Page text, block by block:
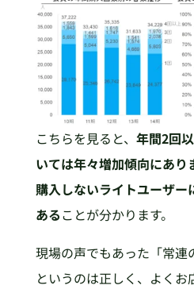
こちらを見ると、 年間2回
いては年々増加傾向にあり
購入しないライトユーザー
あることが分かります。
現場の声でもあった「常連
というのは正しく、よく